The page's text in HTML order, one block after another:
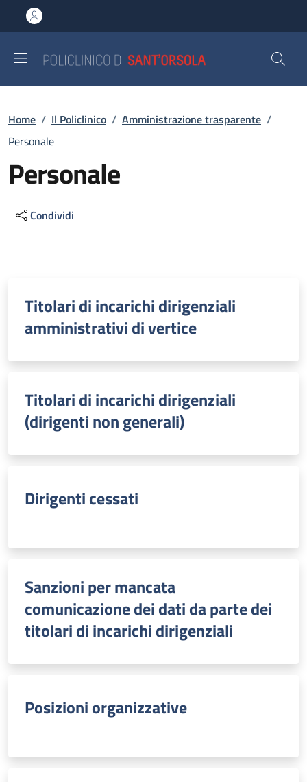
al contenuto principale
to footer content
Briciole di pane
Home / Il Policlinico / Amministrazione trasparente /
Personale
Personale
Condividi
Titolari di incarichi dirigenziali
amministrativi di vertice
Titolari di incarichi dirigenziali
(dirigenti non generali)
Dirigenti cessati
Sanzioni per mancata
comunicazione dei dati da parte dei
titolari di incarichi dirigenziali
Posizioni organizzative